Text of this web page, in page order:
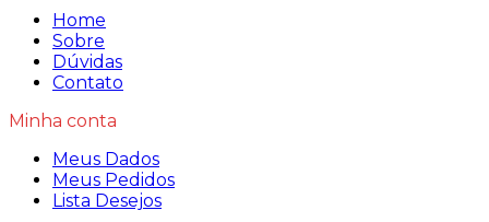
Home
Sobre
Dúvidas
Contato
Minha conta
Meus Dados
Meus Pedidos
Lista Desejos